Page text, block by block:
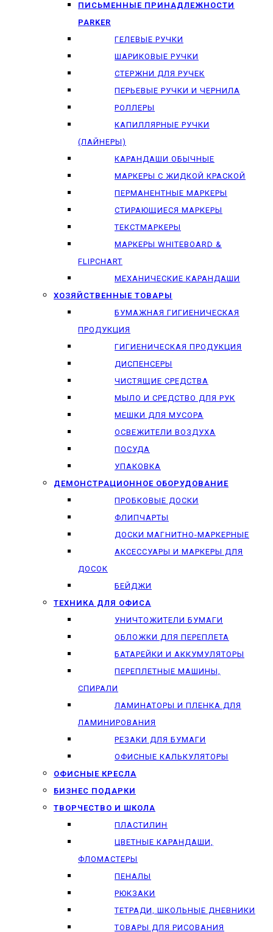
ПИСЬМЕННЫЕ ПРИНАДЛЕЖНОСТИ
PARKER
ГЕЛЕВЫЕ РУЧКИ
ШАРИКОВЫЕ РУЧКИ
СТЕРЖНИ ДЛЯ РУЧЕК
ПЕРЬЕВЫЕ РУЧКИ И ЧЕРНИЛА
РОЛЛЕРЫ
КАПИЛЛЯРНЫЕ РУЧКИ
(ЛАЙНЕРЫ)
КАРАНДАШИ ОБЫЧНЫЕ
МАРКЕРЫ C ЖИДКОЙ КРАСКОЙ
ПЕРМАНЕНТНЫЕ МАРКЕРЫ
СТИРАЮЩИЕСЯ МАРКЕРЫ
ТЕКСТМАРКЕРЫ
МАРКЕРЫ WHITEBOARD &
FLIPCHART
МЕХАНИЧЕСКИЕ КАРАНДАШИ
ХОЗЯЙСТВЕННЫЕ ТОВАРЫ
БУМАЖНАЯ ГИГИЕНИЧЕСКАЯ
ПРОДУКЦИЯ
ГИГИЕНИЧЕСКАЯ ПРОДУКЦИЯ
ДИСПЕНСЕРЫ
ЧИСТЯЩИЕ СРЕДСТВА
МЫЛО И СРЕДСТВО ДЛЯ РУК
МЕШКИ ДЛЯ МУСОРА
ОСВЕЖИТЕЛИ ВОЗДУХА
ПОСУДА
УПАКОВКА
ДЕМОНСТРАЦИОННОЕ ОБОРУДОВАНИЕ
ПРОБКОВЫЕ ДОСКИ
ФЛИПЧАРТЫ
ДОСКИ МАГНИТНО-МАРКЕРНЫЕ
АКСЕССУАРЫ И МАРКЕРЫ ДЛЯ
ДОСОК
БЕЙДЖИ
ТЕХНИКА ДЛЯ ОФИСА
УНИЧТОЖИТЕЛИ БУМАГИ
ОБЛОЖКИ ДЛЯ ПЕРЕПЛЕТА
БАТАРЕЙКИ И АККУМУЛЯТОРЫ
ПЕРЕПЛЕТНЫЕ МАШИНЫ,
СПИРАЛИ
ЛАМИНАТОРЫ И ПЛЕНКА ДЛЯ
ЛАМИНИРОВАНИЯ
РЕЗАКИ ДЛЯ БУМАГИ
ОФИСНЫЕ КАЛЬКУЛЯТОРЫ
ОФИСНЫЕ КРЕСЛА
БИЗНЕС ПОДАРКИ
ТВОРЧЕСТВО И ШКОЛА
ПЛАСТИЛИН
ЦВЕТНЫЕ КАРАНДАШИ,
ФЛОМАСТЕРЫ
ПЕНАЛЫ
РЮКЗАКИ
ТЕТРАДИ, ШКОЛЬНЫЕ ДНЕВНИКИ
ТОВАРЫ ДЛЯ РИСОВАНИЯ